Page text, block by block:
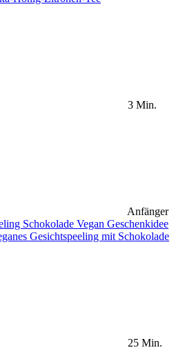
3 Min.
Anfänger
Gesichtspeeling mit Schokolade
25 Min.